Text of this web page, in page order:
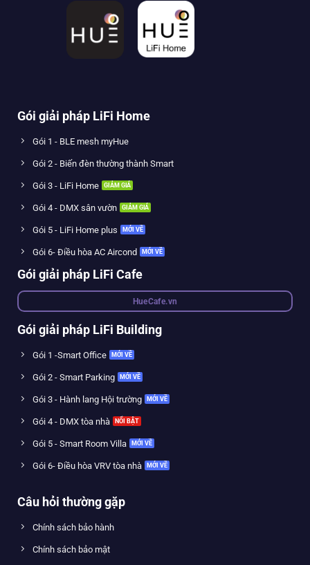
Gói giải pháp LiFi Home
Gói 1 - BLE mesh myHue
Gói 2 - Biến đèn thường thành Smart
Gói 3 - LiFi Home
Gói 4 - DMX sân vườn
Gói 5 - LiFi Home plus
Gói 6- Điều hòa AC Aircond
Gói giải pháp LiFi Cafe
HueCafe.vn
Gói giải pháp LiFi Building
Gói 1 -Smart Office
Gói 2 - Smart Parking
Gói 3 - Hành lang Hội trường
Gói 4 - DMX tòa nhà
Gói 5 - Smart Room Villa
Gói 6- Điều hòa VRV tòa nhà
Câu hỏi thường gặp
Chính sách bảo hành
Chính sách bảo mật